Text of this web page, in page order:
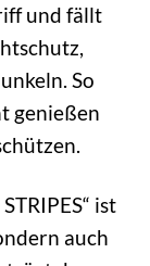
und fällt
So
genießen
ist
auch